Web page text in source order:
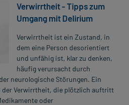
Verwirrtheit - Tipps zum
Umgang mit Delirium
Verwirrtheit ist ein Zustand, in
dem eine Person desorientiert
und unfähig ist, klar zu denken,
häufig verursacht durch
neurologische Störungen. Ein
der Verwirrtheit, die plötzlich auftritt
oder